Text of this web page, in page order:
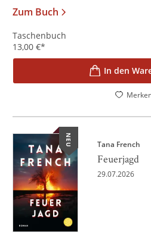
Zum Buch
Taschenbuch
13,00 €*
In den
NEU Tana French
Feuerjagd
29.07.2026